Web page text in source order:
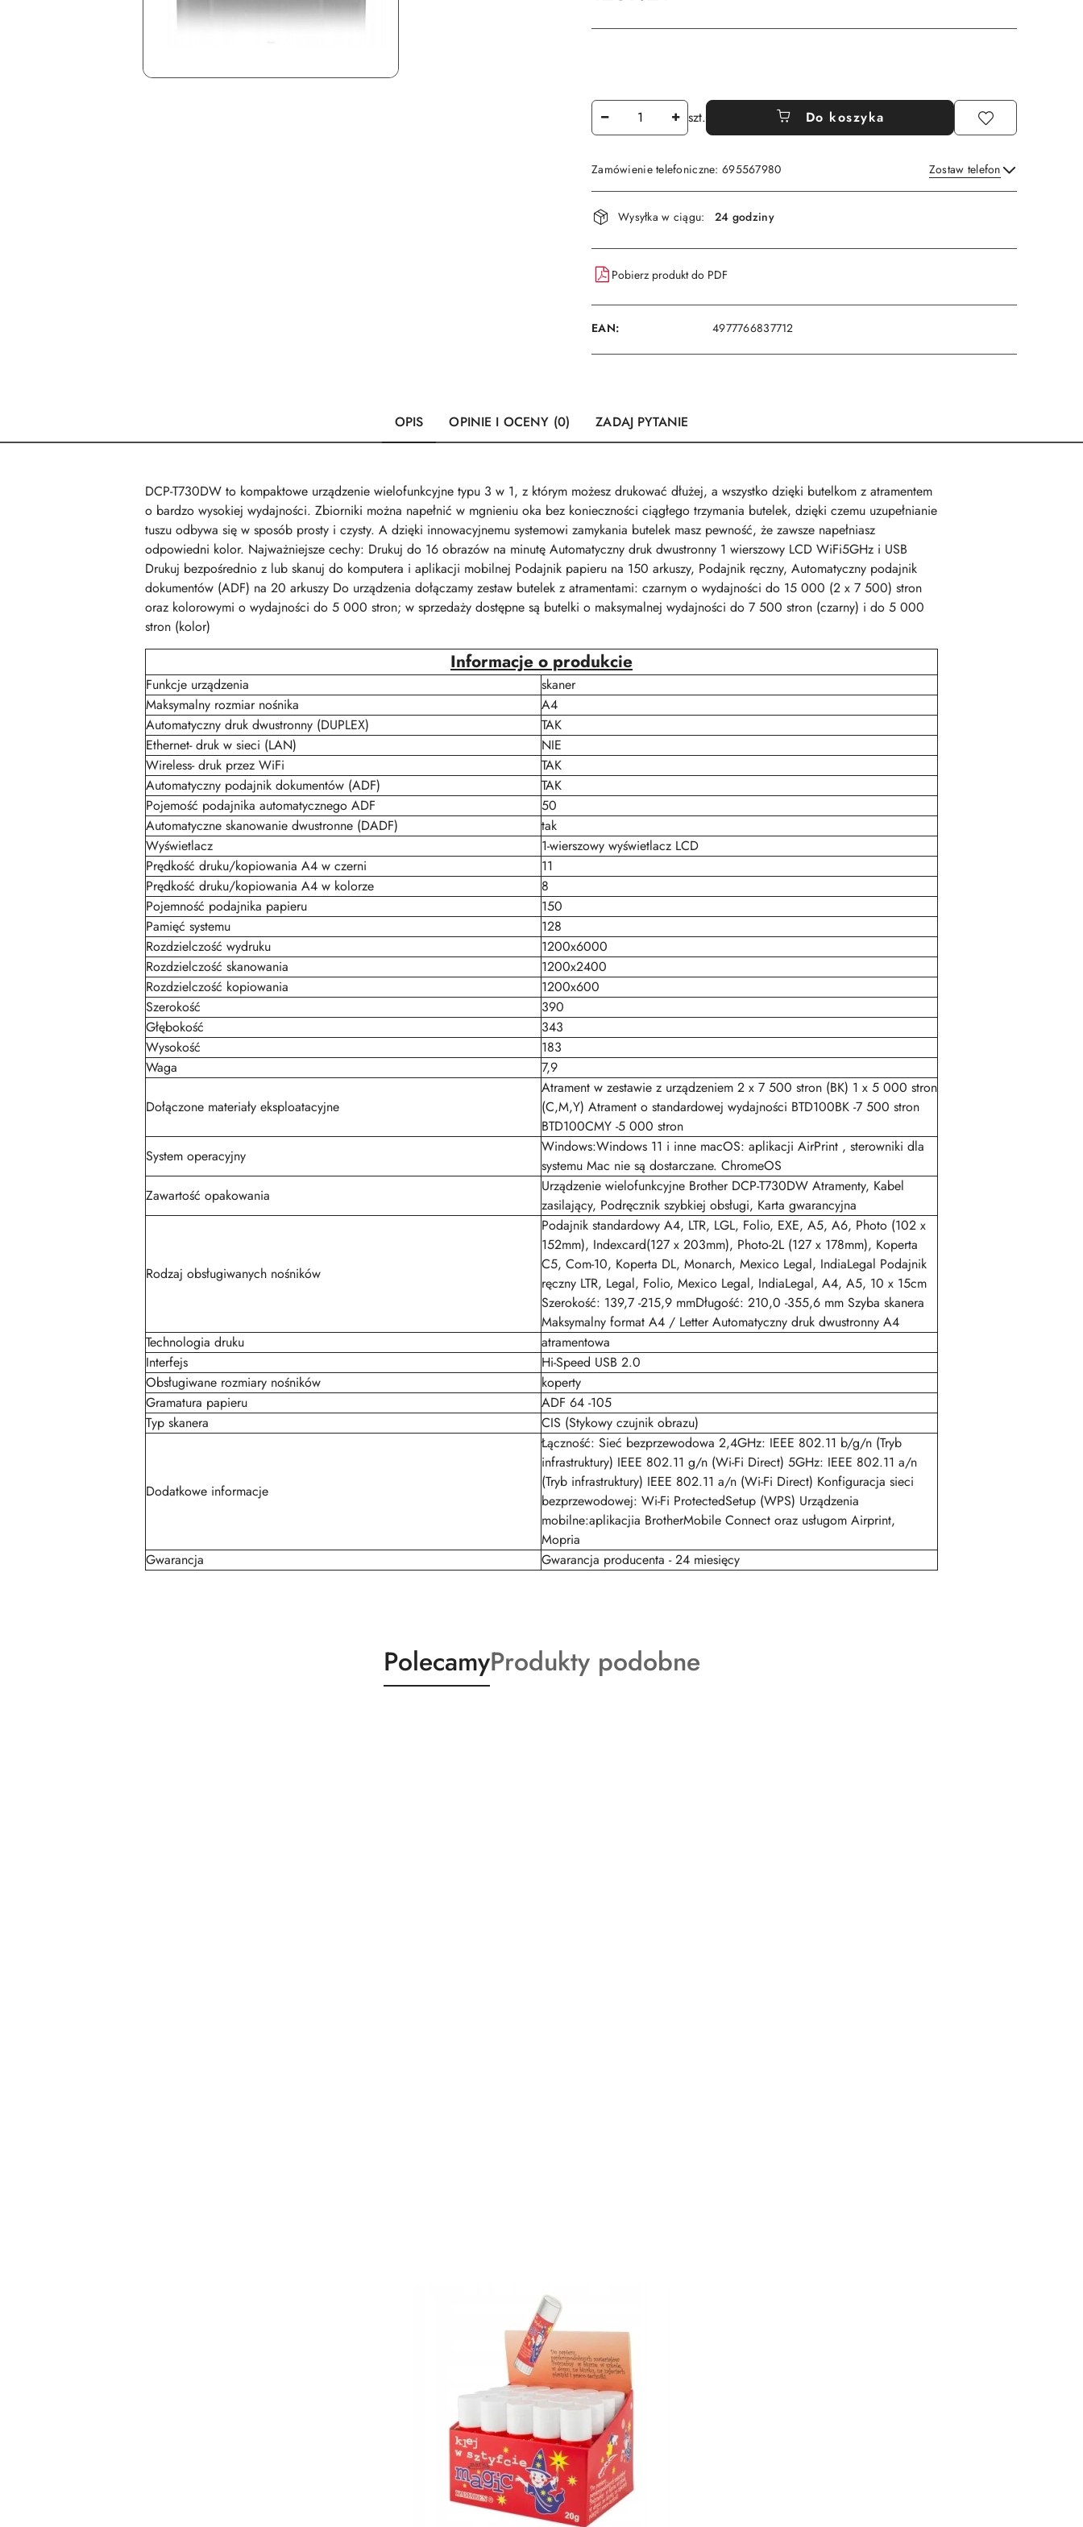
Ilość szt. Do koszyka
Zamówienie telefoniczne: 695567980 Zostaw telefon
Wyślij
Dostępność
i
dostawa
Wysyłka w ciągu: 24 godziny
Pobierz produkt do PDF
EAN: 4977766837712
OPIS OPINIE I OCENY (0) ZADAJ PYTANIE
DCP-T730DW to kompaktowe urządzenie wielofunkcyjne typu 3 w 1, z którym możesz drukować dłużej, a wszystko dzięki butelkom z atramentem
o bardzo wysokiej wydajności. Zbiorniki można napełnić w mgnieniu oka bez konieczności ciągłego trzymania butelek, dzięki czemu uzupełnianie
tuszu odbywa się w sposób prosty i czysty. A dzięki innowacyjnemu systemowi zamykania butelek masz pewność, że zawsze napełniasz
odpowiedni kolor. Najważniejsze cechy: Drukuj do 16 obrazów na minutę Automatyczny druk dwustronny 1 wierszowy LCD WiFi5GHz i USB
Drukuj bezpośrednio z lub skanuj do komputera i aplikacji mobilnej Podajnik papieru na 150 arkuszy, Podajnik ręczny, Automatyczny podajnik
dokumentów (ADF) na 20 arkuszy Do urządzenia dołączamy zestaw butelek z atramentami: czarnym o wydajności do 15 000 (2 x 7 500) stron
oraz kolorowymi o wydajności do 5 000 stron; w sprzedaży dostępne są butelki o maksymalnej wydajności do 7 500 stron (czarny) i do 5 000
stron (kolor)
Informacje o produkcie
Funkcje urządzenia
skaner
Maksymalny rozmiar nośnika
A4
Automatyczny druk dwustronny (DUPLEX)
TAK
Ethernet- druk w sieci (LAN)
NIE
Wireless- druk przez WiFi
TAK
Automatyczny podajnik dokumentów (ADF)
TAK
Pojemość podajnika automatycznego ADF
50
Automatyczne skanowanie dwustronne (DADF)
tak
Wyświetlacz
1-wierszowy wyświetlacz LCD
Prędkość druku/kopiowania A4 w czerni
11
Prędkość druku/kopiowania A4 w kolorze
8
Pojemność podajnika papieru
150
Pamięć systemu
128
Rozdzielczość wydruku
1200x6000
Rozdzielczość skanowania
1200x2400
Rozdzielczość kopiowania
1200x600
Szerokość
390
Głębokość
343
Wysokość
183
Waga
7,9
Dołączone materiały eksploatacyjne
Atrament w zestawie z urządzeniem 2 x 7 500 stron (BK) 1 x 5 000 stron
(C,M,Y) Atrament o standardowej wydajności BTD100BK -7 500 stron
BTD100CMY -5 000 stron
System operacyjny
Windows:Windows 11 i inne macOS: aplikacji AirPrint , sterowniki dla
systemu Mac nie są dostarczane. ChromeOS
Zawartość opakowania
Urządzenie wielofunkcyjne Brother DCP-T730DW Atramenty, Kabel
zasilający, Podręcznik szybkiej obsługi, Karta gwarancyjna
Rodzaj obsługiwanych nośników
Podajnik standardowy A4, LTR, LGL, Folio, EXE, A5, A6, Photo (102 x
152mm), Indexcard(127 x 203mm), Photo-2L (127 x 178mm), Koperta
C5, Com-10, Koperta DL, Monarch, Mexico Legal, IndiaLegal Podajnik
ręczny LTR, Legal, Folio, Mexico Legal, IndiaLegal, A4, A5, 10 x 15cm
Szerokość: 139,7 -215,9 mmDługość: 210,0 -355,6 mm Szyba skanera
Maksymalny format A4 / Letter Automatyczny druk dwustronny A4
Technologia druku
atramentowa
Interfejs
Hi-Speed USB 2.0
Obsługiwane rozmiary nośników
koperty
Gramatura papieru
ADF 64 -105
Typ skanera
CIS (Stykowy czujnik obrazu)
Dodatkowe informacje
Łączność: Sieć bezprzewodowa 2,4GHz: IEEE 802.11 b/g/n (Tryb
infrastruktury) IEEE 802.11 g/n (Wi-Fi Direct) 5GHz: IEEE 802.11 a/n
(Tryb infrastruktury) IEEE 802.11 a/n (Wi-Fi Direct) Konfiguracja sieci
bezprzewodowej: Wi-Fi ProtectedSetup (WPS) Urządzenia
mobilne:aplikacjia BrotherMobile Connect oraz usługom Airprint,
Mopria
Gwarancja
Gwarancja producenta - 24 miesięcy
Produkty
o
PolecamyProdukty
o
Produkty podobne